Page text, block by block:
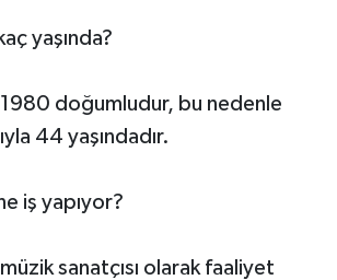
yaşında?
doğumludur, bu nedenle
44 yaşındadır.
iş yapıyor?
sanatçısı olarak faaliyet